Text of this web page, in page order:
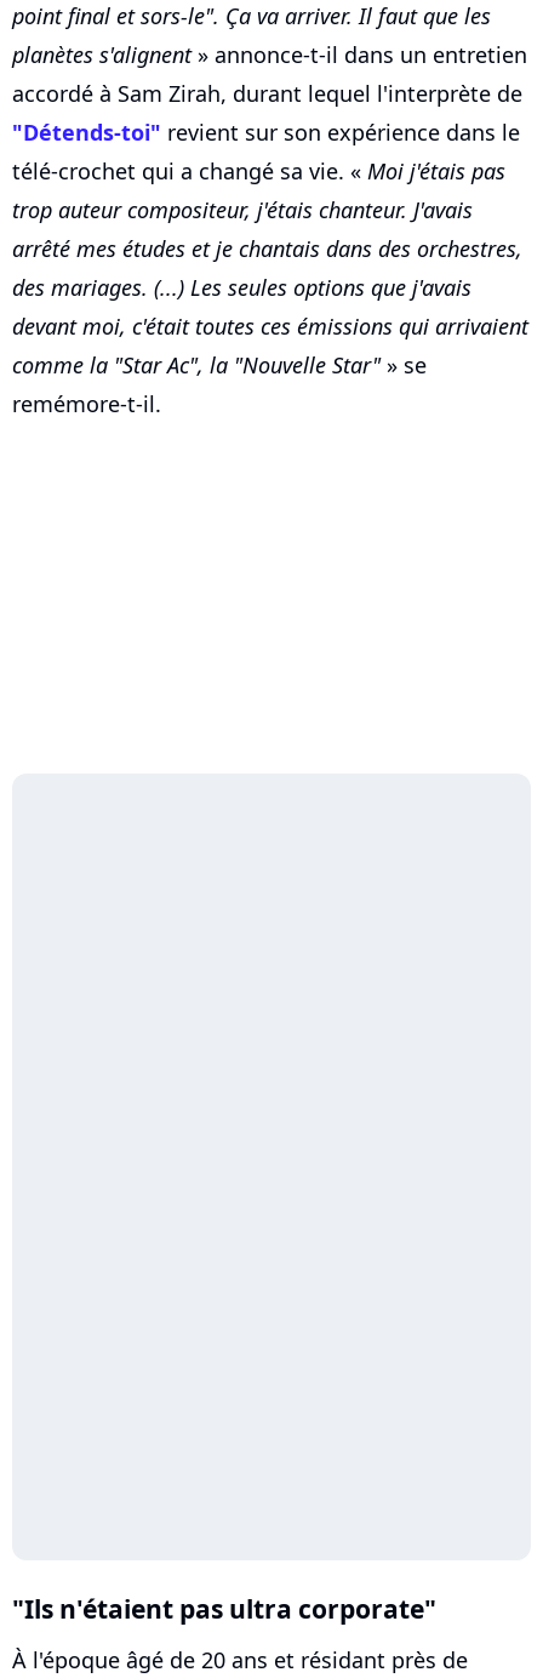
point final et sors-le". Ça va arriver. Il faut que les
planètes s'alignent» annonce-t-il dans un entretien
accordé à Sam Zirah, durant lequel l'interprète de
"Détends-toi" revient sur son expérience dans le
télé-crochet qui a changé sa vie. « Moi j'étais pas
trop auteur compositeur, j'étais chanteur. J'avais
arrêté mes études et je chantais dans des orchestres,
des mariages. (...) Les seules options que j'avais
devant moi, c'était toutes ces émissions qui arrivaient
comme la "Star Ac", la "Nouvelle Star"» se
remémore-t-il.
"Ils n'étaient pas ultra corporate"
À l'époque âgé de 20 ans et résidant près de